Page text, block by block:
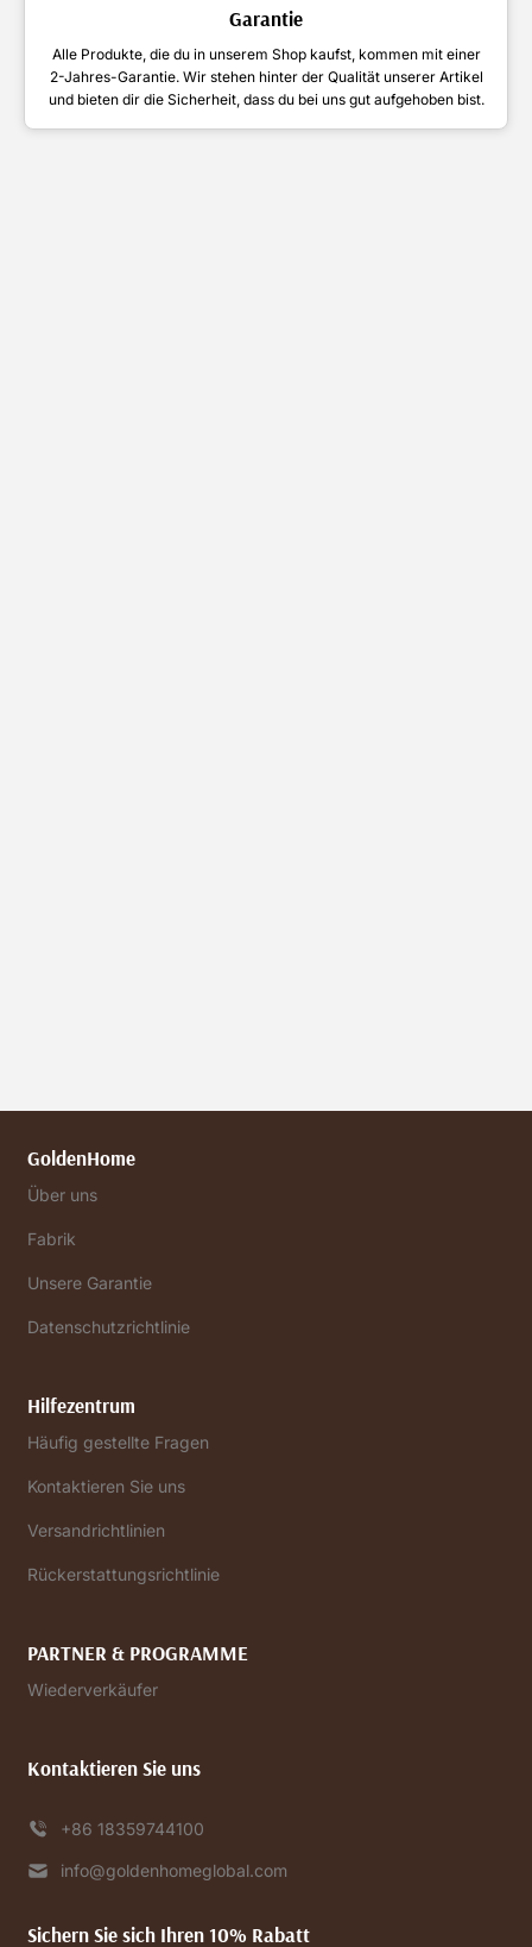
Garantie
Alle Produkte, die du in unserem Shop kaufst, kommen mit einer
2-Jahres-Garantie. Wir stehen hinter der Qualität unserer Artikel
und bieten dir die Sicherheit, dass du bei uns gut aufgehoben bist.
GoldenHome
Über uns
Fabrik
Unsere Garantie
Datenschutzrichtlinie
Hilfezentrum
Häufig gestellte Fragen
Kontaktieren Sie uns
Versandrichtlinien
Rückerstattungsrichtlinie
PARTNER & PROGRAMME
Wiederverkäufer
Kontaktieren Sie uns
+86 18359744100
info@goldenhomeglobal.com
Sichern Sie sich Ihren 10% Rabatt